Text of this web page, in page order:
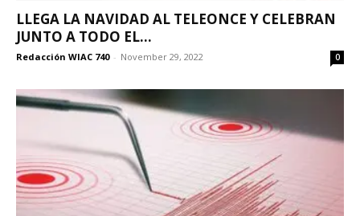
LLEGA LA NAVIDAD AL TELEONCE Y CELEBRAN
JUNTO A TODO EL...
Redacción WIAC 740 - November 29, 2022 0